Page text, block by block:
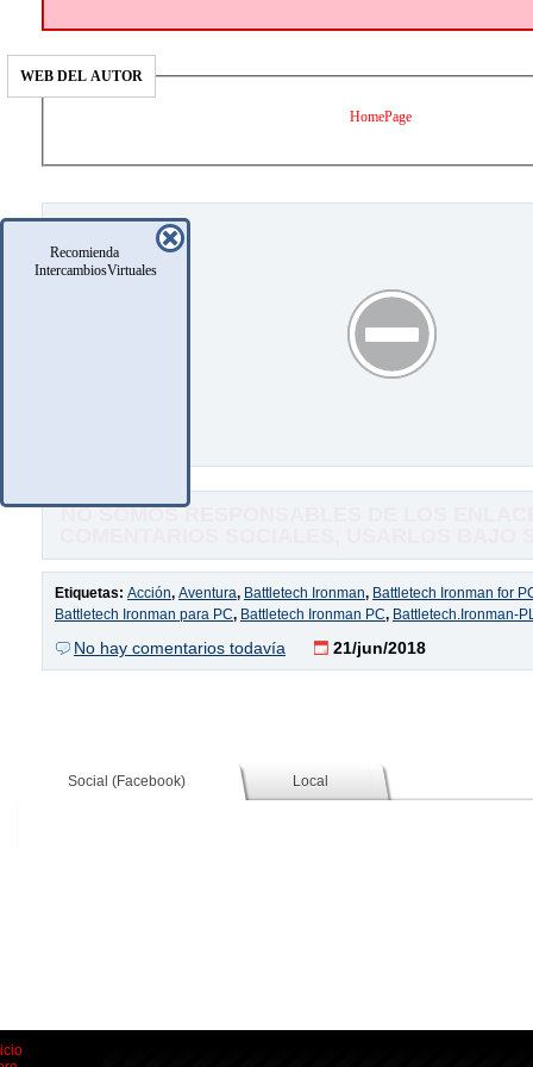
Recomienda
IntercambiosVirtuales
WEB DEL AUTOR
HomePage
NO SOMOS RESPONSABLES DE LOS
Etiquetas: Acción, Aventura, Battletech Ironman, Battletech Ironman for
Battletech Ironman para PC, Battletech Ironman PC, Battletech.Ironman-
No hay comentarios todavía 21/jun/2018
Social (Facebook) Local